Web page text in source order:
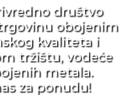
društvo
obojenim
kvaliteta i
tržištu, vodeće
metala.
za ponudu!